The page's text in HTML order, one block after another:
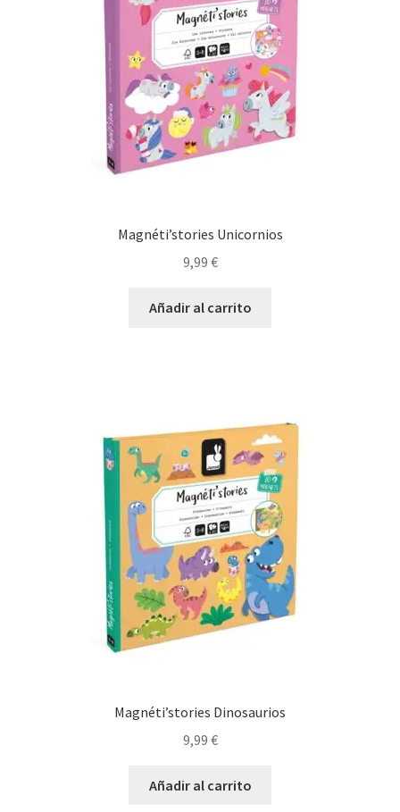
Magnéti’stories Unicornios
9,99 €
Añadir al carrito
Magnéti’stories Dinosaurios
9,99 €
Añadir al carrito